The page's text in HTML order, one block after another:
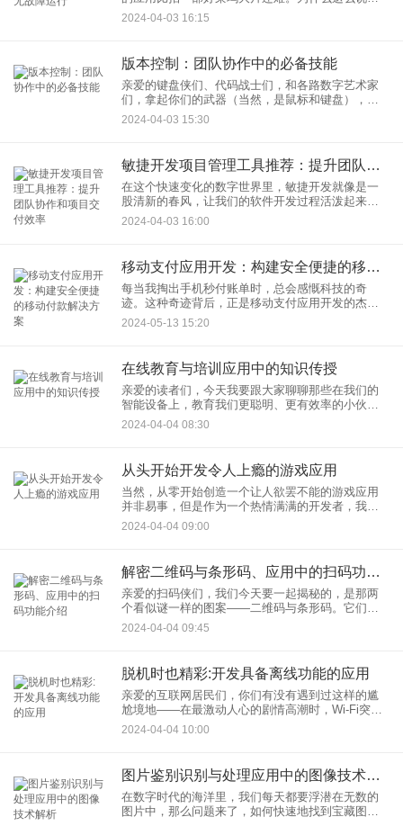
呢？因为，亲爱的朋友们，就算是最走心的代码，
也可能藏着那些令人头疼的小虫子（bugs），这些
2024-04-03 16:15
版本控制：团队协作中的必备技能
亲爱的键盘侠们、代码战士们，和各路数字艺术家
们，拿起你们的武器（当然，是鼠标和键盘），今
天我们要聊的，是每一个希望在数字世界中留下印
记的人都必须掌握的秘技——版本控制。
2024-04-03 15:30
敏捷开发项目管理工具推荐：提升团队协作和项目交付效率
在这个快速变化的数字世界里，敏捷开发就像是一
股清新的春风，让我们的软件开发过程活泼起来，
像一场无压力的茶话会，而不是那种透着肃杀气息
的终极审判日。这不仅是因为敏捷开发提高了开发
2024-04-03 16:00
移动支付应用开发：构建安全便捷的移动付款解决方案
每当我掏出手机秒付账单时，总会感慨科技的奇
迹。这种奇迹背后，正是移动支付应用开发的杰出
成果。今天，就让我带你走进这个充满魔法的世
界，探索构建安全便捷的移动付款解决方案的奥
2024-05-13 15:20
在线教育与培训应用中的知识传授
亲爱的读者们，今天我要跟大家聊聊那些在我们的
智能设备上，教育我们更聪明、更有效率的小伙伴
——教育应用。对，就是那些你可能在挤地铁时偷
偷学习新语言，或是在午夜梦回前突击一个营销课
2024-04-04 08:30
从头开始开发令人上瘾的游戏应用
当然，从零开始创造一个让人欲罢不能的游戏应用
并非易事，但是作为一个热情满满的开发者，我觉
得这就像是在游戏中迎接一场史诗级的挑战。让我
们一起踏上这段旅程，探索如何开发出让玩家们手
2024-04-04 09:00
解密二维码与条形码、应用中的扫码功能介绍
亲爱的扫码侠们，我们今天要一起揭秘的，是那两
个看似谜一样的图案——二维码与条形码。它们不
仅是现代商业的无形勇士，而且还在我们的日常生
活中扮演着重要角色。让我们带上好奇的眼睛，启
2024-04-04 09:45
脱机时也精彩:开发具备离线功能的应用
亲爱的互联网居民们，你们有没有遇到过这样的尴
尬境地——在最激动人心的剧情高潮时，Wi-Fi突然
像溜冰的小朋友一样摔了个狗啃泥，或者在地铁隧
道里，你的4G信号像隧道里的灯光一样闪烁不定？
2024-04-04 10:00
图片鉴别识别与处理应用中的图像技术解析
在数字时代的海洋里，我们每天都要浮潜在无数的
图片中，那么问题来了，如何快速地找到宝藏图片